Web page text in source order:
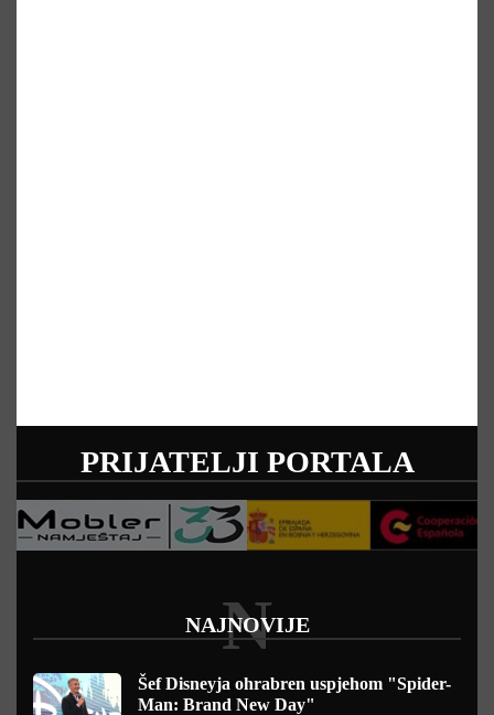
PRIJATELJI PORTALA
NAJNOVIJE
N
Šef Disneyja ohrabren uspjehom "Spider-
Man: Brand New Day"